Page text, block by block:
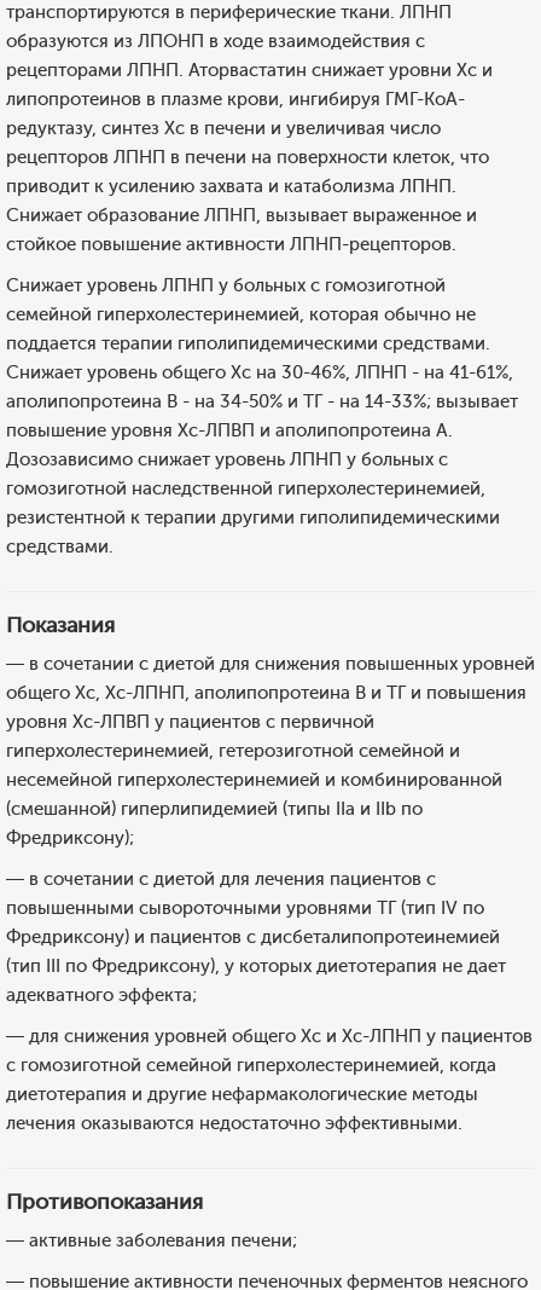
транспортируются в периферические ткани. ЛПНП
образуются из ЛПОНП в ходе взаимодействия с
рецепторами ЛПНП. Аторвастатин снижает уровни Хс и
липопротеинов в плазме крови, ингибируя ГМГ-КоА-
редуктазу, синтез Хс в печени и увеличивая число
рецепторов ЛПНП в печени на поверхности клеток, что
приводит к усилению захвата и катаболизма ЛПНП.
Снижает образование ЛПНП, вызывает выраженное и
стойкое повышение активности ЛПНП-рецепторов.
Снижает уровень ЛПНП у больных с гомозиготной
семейной гиперхолестеринемией, которая обычно не
поддается терапии гиполипидемическими средствами.
Снижает уровень общего Хс на 30-46%, ЛПНП - на 41-61%,
аполипопротеина В - на 34-50% и ТГ - на 14-33%; вызывает
повышение уровня Хс-ЛПВП и аполипопротеина А.
Дозозависимо снижает уровень ЛПНП у больных с
гомозиготной наследственной гиперхолестеринемией,
резистентной к терапии другими гиполипидемическими
средствами.
Показания
— в сочетании с диетой для снижения повышенных уровней
общего Хс, Хс-ЛПНП, аполипопротеина В и ТГ и повышения
уровня Хс-ЛПВП у пациентов с первичной
гиперхолестеринемией, гетерозиготной семейной и
несемейной гиперхолестеринемией и комбинированной
(смешанной) гиперлипидемией (типы IIa и IIb по
Фредриксону);
— в сочетании с диетой для лечения пациентов с
повышенными сывороточными уровнями ТГ (тип IV по
Фредриксону) и пациентов с дисбеталипопротеинемией
(тип III по Фредриксону), у которых диетотерапия не дает
адекватного эффекта;
— для снижения уровней общего Хс и Хс-ЛПНП у пациентов
с гомозиготной семейной гиперхолестеринемией, когда
диетотерапия и другие нефармакологические методы
лечения оказываются недостаточно эффективными.
Противопоказания
— активные заболевания печени;
— повышение активности печеночных ферментов неясного